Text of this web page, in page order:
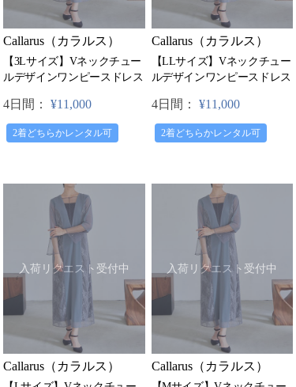
Callarus（カラルス）
【3Lサイズ】Vネックチュー
ルデザインワンピースドレス
4日間： ¥11,000
2着どちらかレンタル可
Callarus（カラルス）
【LLサイズ】Vネックチュー
ルデザインワンピースドレス
4日間： ¥11,000
2着どちらかレンタル可
入荷リクエスト受付中
Callarus（カラルス）
入荷リクエスト受付中
Callarus（カラルス）